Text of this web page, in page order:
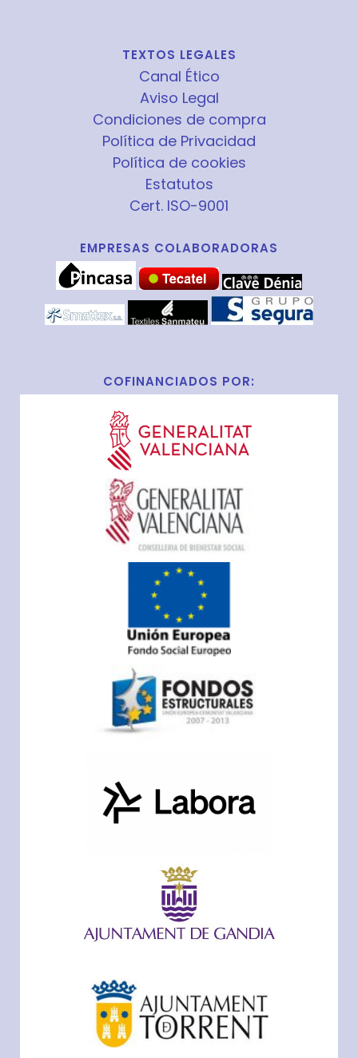
TEXTOS LEGALES
Canal Ético
Aviso Legal
Condiciones de compra
Política de Privacidad
Política de cookies
Estatutos
Cert. ISO-9001
EMPRESAS COLABORADORAS
COFINANCIADOS POR: